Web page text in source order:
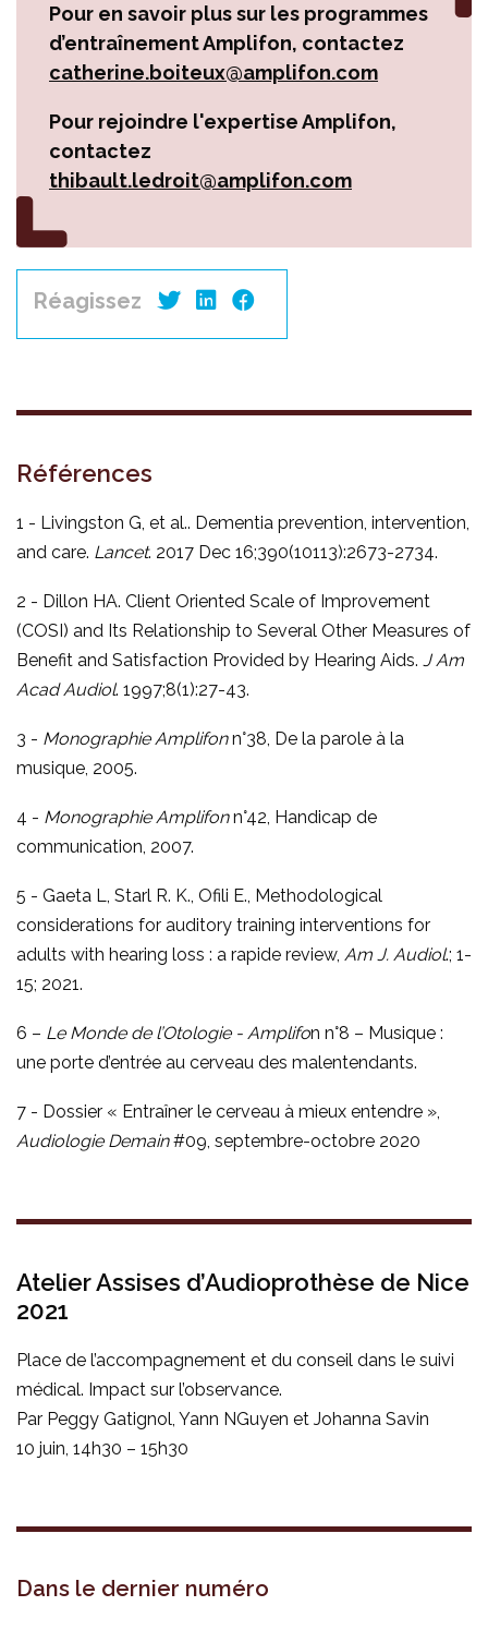
Pour en savoir plus sur les programmes
d’entraînement Amplifon, contactez
catherine.boiteux@amplifon.com
Pour rejoindre l'expertise Amplifon,
contactez
thibault.ledroit@amplifon.com
Réagissez
Références
1 - Livingston G, et al.. Dementia prevention, intervention,
and care. Lancet. 2017 Dec 16;390(10113):2673-2734.
2 - Dillon HA. Client Oriented Scale of Improvement
(COSI) and Its Relationship to Several Other Measures of
Benefit and Satisfaction Provided by Hearing Aids. J Am
Acad Audiol. 1997;8(1):27-43.
3 - Monographie Amplifonn°38, De la parole à la
musique, 2005.
4 - Monographie Amplifonn°42, Handicap de
communication, 2007.
5 - Gaeta L, Starl R. K., Ofili E., Methodological
considerations for auditory training interventions for
adults with hearing loss : a rapide review, Am J. Audiol.; 1-
15; 2021.
6 – Le Monde de l’Otologie - Amplifon n°8 – Musique :
une porte d’entrée au cerveau des malentendants.
7 - Dossier « Entraîner le cerveau à mieux entendre »,
Audiologie Demain#09, septembre-octobre 2020
Atelier Assises d’Audioprothèse de Nice
2021
Place de l’accompagnement et du conseil dans le suivi
médical. Impact sur l’observance.
Par Peggy Gatignol, Yann NGuyen et Johanna Savin
10 juin, 14h30 – 15h30
Dans le dernier numéro